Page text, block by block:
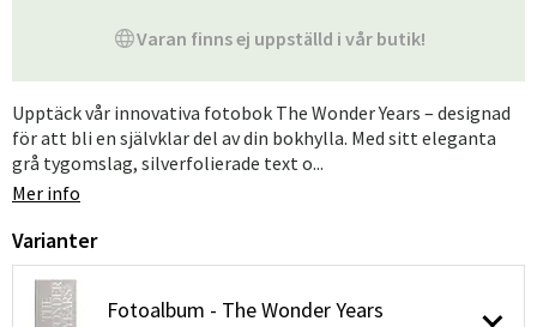
Varan finns ej uppställd i vår butik!
Upptäck vår innovativa fotobok The Wonder Years – designad
för att bli en självklar del av din bokhylla. Med sitt eleganta
grå tygomslag, silverfolierade text o...
Mer info
Varianter
Fotoalbum - The Wonder Years